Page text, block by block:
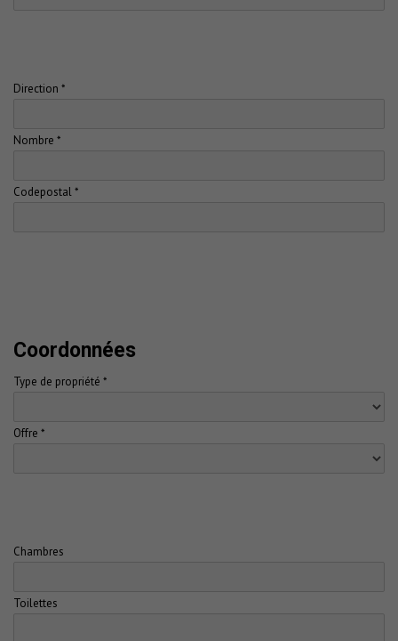
Direction *
Nombre *
Codepostal *
Coordonnées
Type de propriété *
Offre *
Chambres
Toilettes